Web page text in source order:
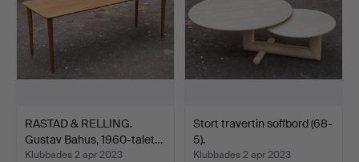
RASTAD & RELLING.
Gustav Bahus, 1960-talet…
Klubbades 2 apr 2023
Stort travertin soffbord (68-
5).
Klubbades 2 apr 2023